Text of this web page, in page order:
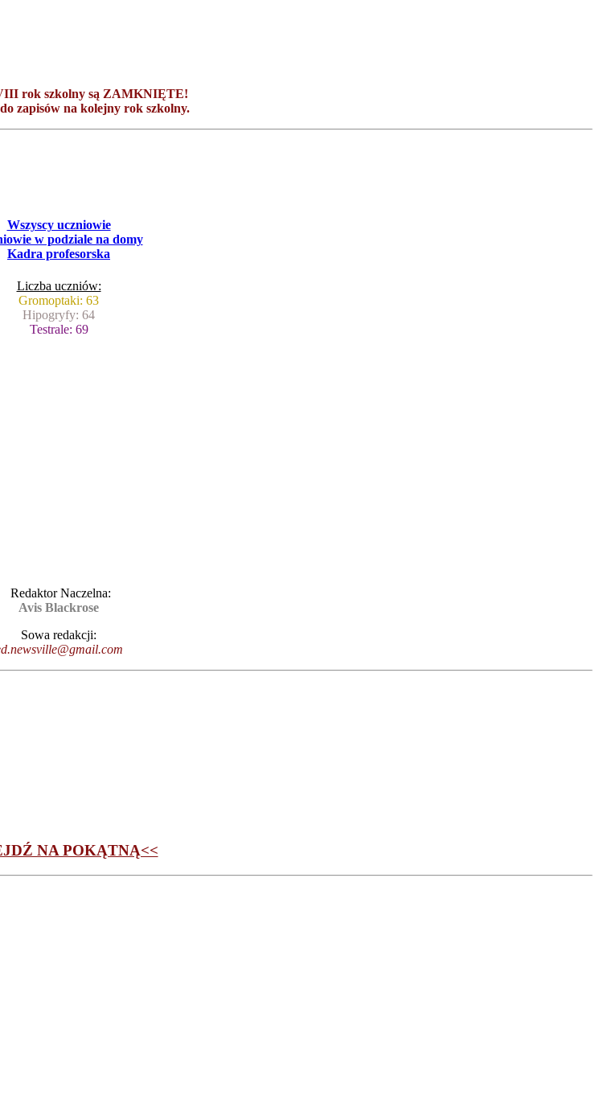
rok szkolny są ZAMKNIĘTE!
zapisów na kolejny rok szkolny.
Wszyscy uczniowie
w podziale na domy
Kadra profesorska
Liczba uczniów:
Gromoptaki: 63
Hipogryfy: 64
Testrale: 69
Redaktor Naczelna:
Avis Blackrose
Sowa redakcji:
NA POKĄTNĄ<<